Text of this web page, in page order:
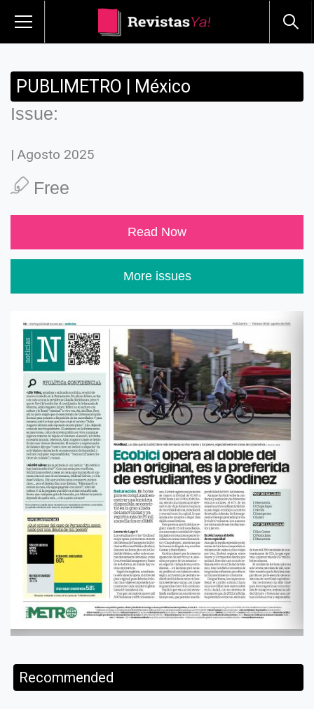
PUBLIMETRO | México
Issue:
| Agosto 2025
Free
Read Now
More issues
Recommended